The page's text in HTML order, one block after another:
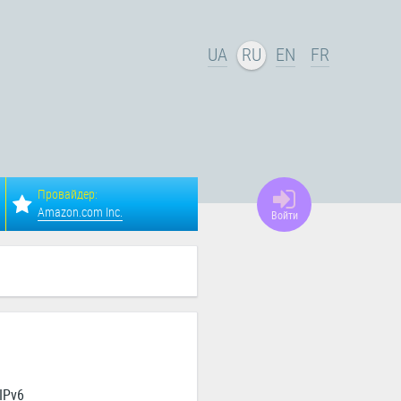
UA RU EN FR
Войти
Провайдер:
Amazon.com Inc.
IPv6